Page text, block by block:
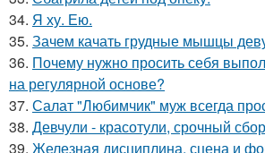
34. Я ху. Ею.
35. Зачем качать грудные мышцы
36. Почему нужно просить себя
на регулярной основе?
37. Салат "Любимчик" муж всегда
38. Девчули - красотули, срочный
39. Железная дисциплина, сцена и